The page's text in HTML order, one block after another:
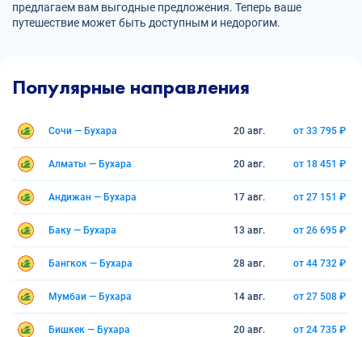
предлагаем вам выгодные предложения. Теперь ваше
путешествие может быть доступным и недорогим.
Популярные направления
Сочи — Бухара 20 авг. от 33 795 ₽
Алматы — Бухара 20 авг. от 18 451 ₽
Андижан — Бухара 17 авг. от 27 151 ₽
Баку — Бухара 13 авг. от 26 695 ₽
Бангкок — Бухара 28 авг. от 44 732 ₽
Мумбаи — Бухара 14 авг. от 27 508 ₽
Бишкек — Бухара 20 авг. от 24 735 ₽